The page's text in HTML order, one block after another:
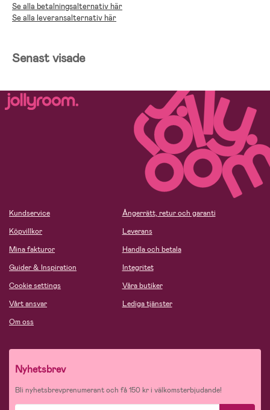
Se alla betalningsalternativ här
Se alla leveransalternativ här
Senast visade
Kundservice
Köpvillkor
Mina fakturor
Guider & Inspiration
Cookie settings
Vårt ansvar
Om oss
Ångerrätt, retur och garanti
Leverans
Handla och betala
Integritet
Våra butiker
Lediga tjänster
Nyhetsbrev
Bli nyhetsbrevprenumerant och få 150 kr i välkomsterbjudande!